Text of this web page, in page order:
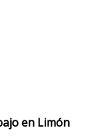
en Limón